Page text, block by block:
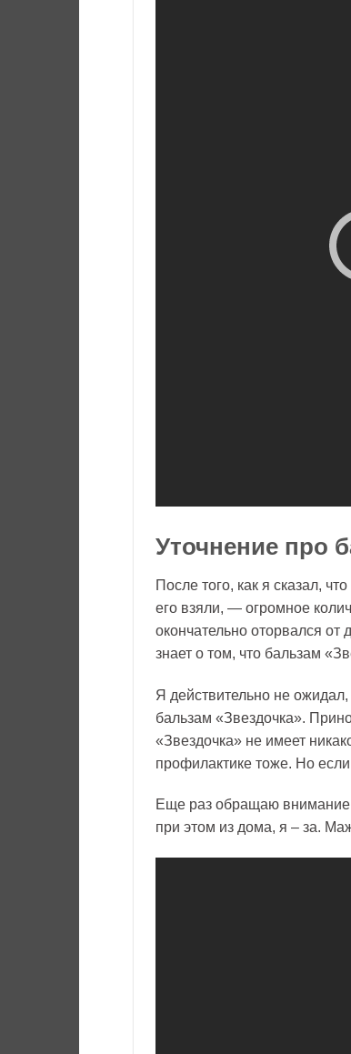
Уточнение про
После того, как я сказал,
его взяли, — огромное
окончательно оторвался от
знает о том, что бальзам
Я действительно не
бальзам «Звездочка».
«Звездочка» не имеет
профилактике тоже. Но
Еще раз обращаю внимание,
при этом из дома, я – за.